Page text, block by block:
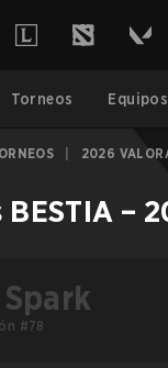
Torneos Equipos
2026
BESTIA –
#78